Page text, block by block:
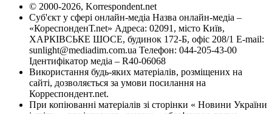
© 2000-2026, Korrespondent.net
Суб'єкт у сфері онлайн-медіа Назва онлайн-медіа –
«КореспонденТ.net» Адреса: 02091, місто Київ,
ХАРКІВСЬКЕ ШОСЕ, будинок 172-Б, офіс 208/1 E-mail:
sunlight@mediadim.com.ua Телефон: 044-205-43-00
Ідентифікатор медіа – R40-06068
Використання будь-яких матеріалів, розміщених на
сайті, дозволяється за умови посилання на
Корреспондент.net.
При копіюванні матеріалів зі сторінки « Новини України